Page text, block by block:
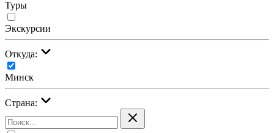
Туры
Экскурсии
Откуда:
Минск
Страна: